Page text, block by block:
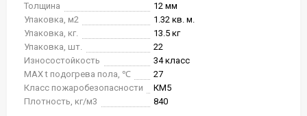
Толщина
12 мм
Упаковка, м2
1.32 кв. м.
Упаковка, кг.
13.5 кг
Упаковка, шт.
22
Износостойкость
34 класс
MAX t подогрева пола, ℃
27
Класс пожаробезопасности
КМ5
Плотность, кг/м3
840